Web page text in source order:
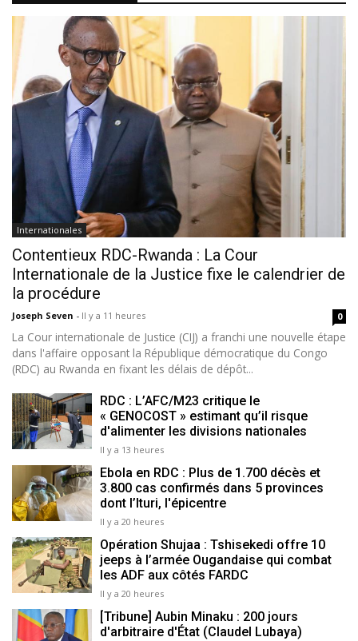
Internationales
Contentieux RDC-Rwanda : La Cour
Internationale de la Justice fixe le calendrier de
la procédure
Joseph Seven - Il y a 11 heures 0
La Cour internationale de Justice (CIJ) a franchi une nouvelle étape
dans l'affaire opposant la République démocratique du Congo
(RDC) au Rwanda en fixant les délais de dépôt...
RDC : L’AFC/M23 critique le
« GENOCOST » estimant qu’il risque
d'alimenter les divisions nationales
Il y a 13 heures
Ebola en RDC : Plus de 1.700 décès et
3.800 cas confirmés dans 5 provinces
dont l’Ituri, l'épicentre
Il y a 20 heures
Opération Shujaa : Tshisekedi offre 10
jeeps à l’armée Ougandaise qui combat
les ADF aux côtés FARDC
Il y a 20 heures
[Tribune] Aubin Minaku : 200 jours
d'arbitraire d'État (Claudel Lubaya)